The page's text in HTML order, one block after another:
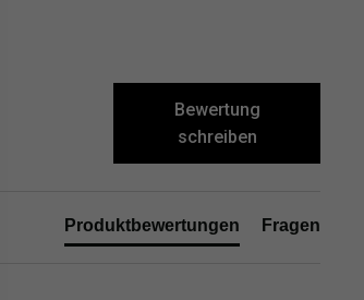
Bewertung
schreiben
Produktbewertungen Fragen